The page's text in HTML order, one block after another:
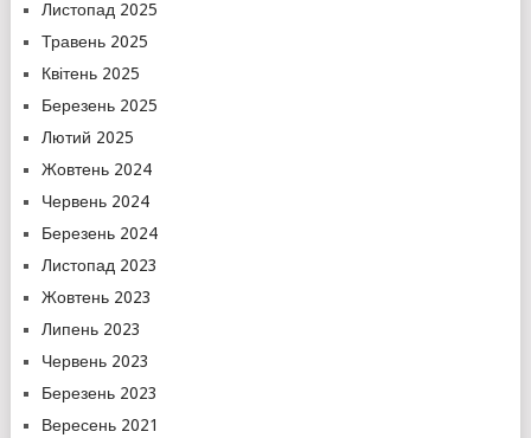
Листопад 2025
Травень 2025
Квітень 2025
Березень 2025
Лютий 2025
Жовтень 2024
Червень 2024
Березень 2024
Листопад 2023
Жовтень 2023
Липень 2023
Червень 2023
Березень 2023
Вересень 2021